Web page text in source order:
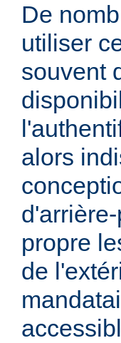
De
utiliser
souvent
alors
propre
de